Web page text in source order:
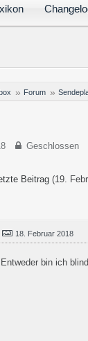
Forum
Geschlossen
Beitrag (19.
18. Februar 2018
Entweder bin ich